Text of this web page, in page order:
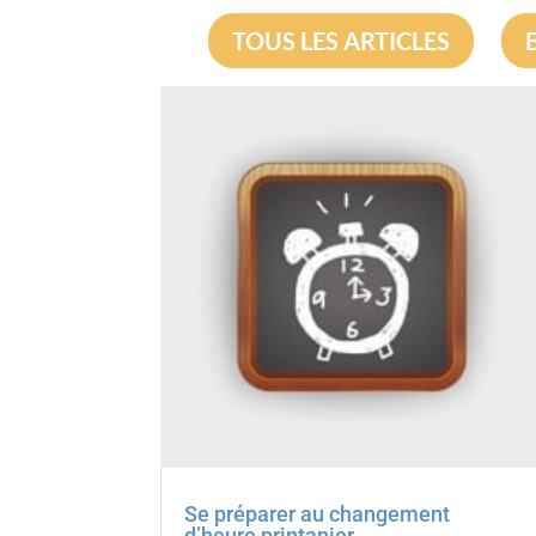
TOUS LES ARTICLES
Se préparer au changement